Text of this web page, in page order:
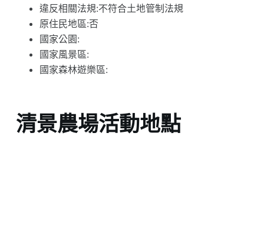
違反相關法規:不符合土地管制法規
原住民地區:否
國家公園:
國家風景區:
國家森林遊樂區:
清景農場活動地點